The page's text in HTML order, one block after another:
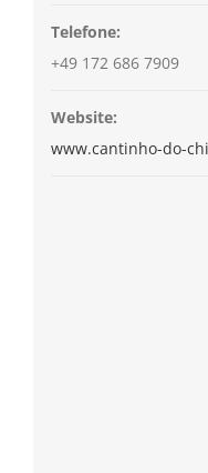
Telefone:
+49 172 686 7909
Website:
www.cantinho-do-